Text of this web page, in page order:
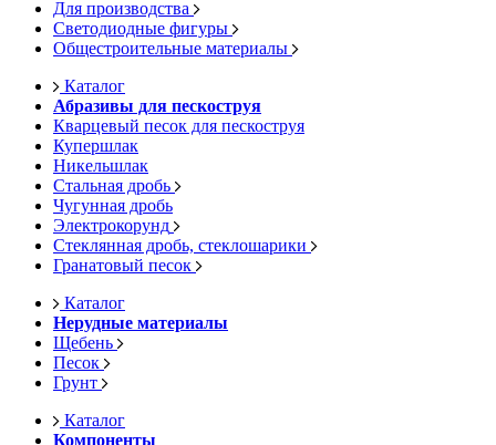
Для производства
Светодиодные фигуры
Общестроительные материалы
Каталог
Абразивы для пескоструя
Кварцевый песок для пескоструя
Купершлак
Никельшлак
Стальная дробь
Чугунная дробь
Электрокорунд
Стеклянная дробь, стеклошарики
Гранатовый песок
Каталог
Нерудные материалы
Щебень
Песок
Грунт
Каталог
Компоненты